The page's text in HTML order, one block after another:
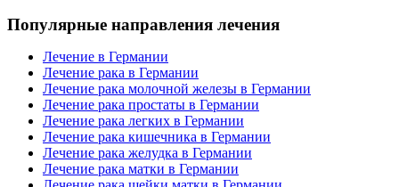
Популярные направления лечения
Лечение в Германии
Лечение рака в Германии
Лечение рака молочной железы в Германии
Лечение рака простаты в Германии
Лечение рака легких в Германии
Лечение рака кишечника в Германии
Лечение рака желудка в Германии
Лечение рака матки в Германии